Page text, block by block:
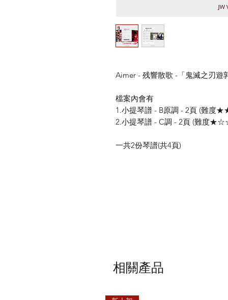
Aimer - 残響散歌 -「鬼滅之刃遊
檔案內會有
1.小提琴譜 - B原調 - 2頁 (難
2.小提琴譜 - C調 - 2頁 (難度
一共2份琴譜(共4頁)
相關產品